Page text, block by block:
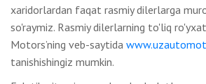
xaridorlardan faqat rasmiy dilerlarga
so'raymiz. Rasmiy dilerlarning to'liq
Motors’ning veb-saytida
tanishishingiz mumkin.